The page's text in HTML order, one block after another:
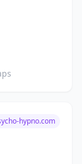
hypno.com